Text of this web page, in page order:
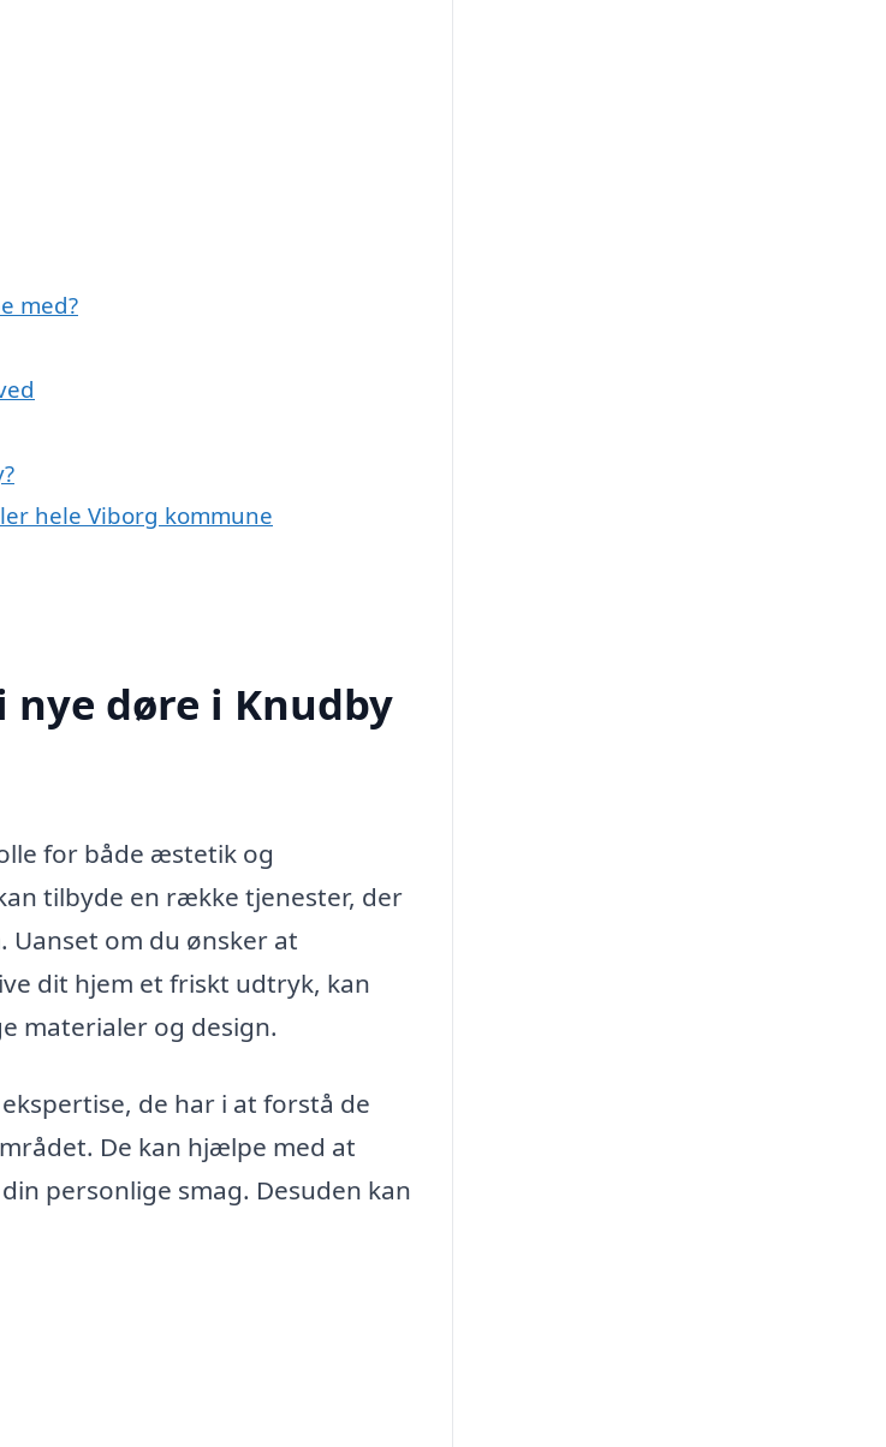
med?
hele Viborg kommune
døre i Knudby
for både æstetik og
tilbyde en række tjenester, der
om du ønsker at
dit hjem et friskt udtryk, kan
materialer og design.
de har i at forstå de
De kan hjælpe med at
personlige smag. Desuden kan